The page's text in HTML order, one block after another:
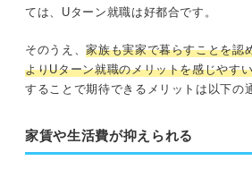
ては、Uターン就職は好都合です。
そのうえ、家族も実家で暮らすことを認
よりUターン就職のメリットを感じやす
することで期待できるメリットは以下の
家賃や生活費が抑えられる